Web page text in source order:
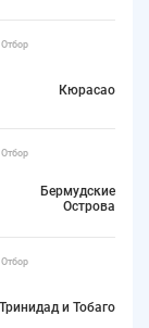
Кюрасао
Бермудские
Острова
Тринидад и Тобаго